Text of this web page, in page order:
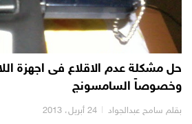
حل مشكلة عدم الاقلاع فى اجهزة
وخصوصاً السامسونج
بقلم سامح عبدالجواد 24 أبريل، 2013